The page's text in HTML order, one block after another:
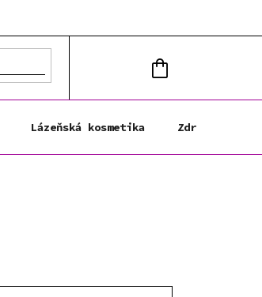
KOŠÍK
Lázeňská kosmetika Zdravá výživa